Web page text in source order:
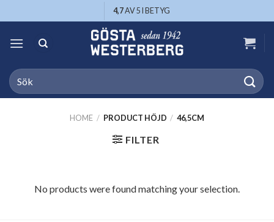
to
content
4,7AV 5 I BETYG
Search
for:
HOME / PRODUCT HÖJD / 46,5CM
FILTER
No products were found matching your selection.